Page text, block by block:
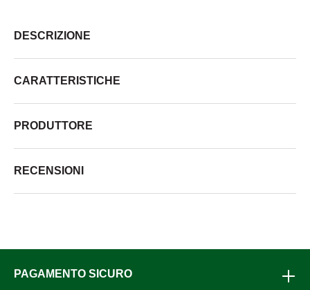
DESCRIZIONE
CARATTERISTICHE
PRODUTTORE
RECENSIONI
PAGAMENTO SICURO